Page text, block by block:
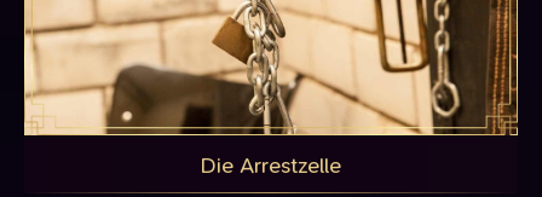
Die Arrestzelle